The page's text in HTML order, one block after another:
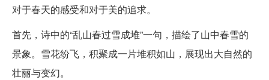
对于春天的感受和对于美的追求。
首先，诗中的“乱山春过雪成堆”一句，描绘了山中春雪的
景象。雪花纷飞，积聚成一片堆积如山，展现出大自然的
壮丽与变幻。